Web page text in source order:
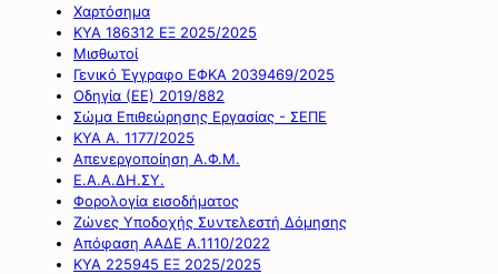
Χαρτόσημα
ΚΥΑ 186312 ΕΞ 2025/2025
Μισθωτοί
Γενικό Έγγραφο ΕΦΚΑ 2039469/2025
Οδηγία (ΕΕ) 2019/882
Σώμα Επιθεώρησης Εργασίας - ΣΕΠΕ
ΚΥΑ Α. 1177/2025
Απενεργοποίηση Α.Φ.Μ.
Ε.Α.Α.ΔΗ.ΣΥ.
Φορολογία εισοδήματος
Ζώνες Υποδοχής Συντελεστή Δόμησης
Απόφαση ΑΑΔΕ Α.1110/2022
ΚΥΑ 225945 ΕΞ 2025/2025